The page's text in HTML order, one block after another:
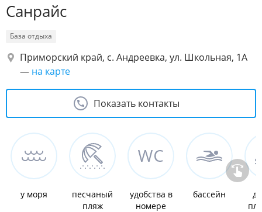
Санрайс
База отдыха
Приморский край, с. Андреевка, ул. Школьная, 1А
— на карте
Показать контакты
у моря
песчаный
пляж
удобства в
номере
бассейн